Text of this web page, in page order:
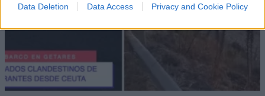
Data Deletion Data Access Privacy and Cookie Policy